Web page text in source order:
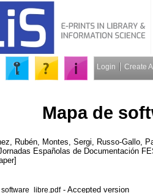
Login Create
Mapa de
Rubén Montes, Sergi
Russo-Gallo,
Españolas de Documentación
- Accepted version